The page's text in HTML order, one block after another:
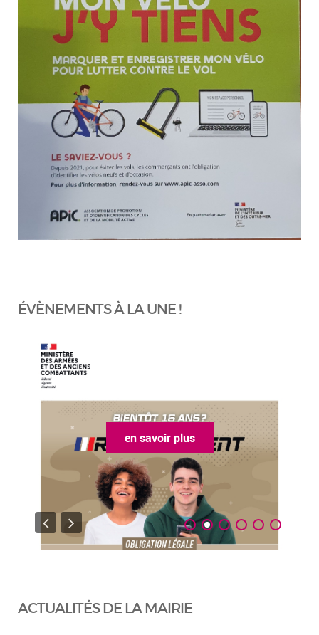
ÉVÈNEMENTS À LA UNE !
en savoir plus
ACTUALITÉS DE LA MAIRIE